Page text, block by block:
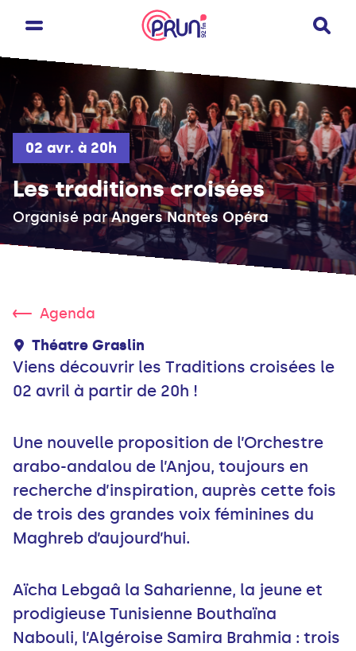
02 avr. à 20h
Les traditions croisées
Organisé parAngers Nantes Opéra
Agenda
Théatre Graslin
Viens découvrir les Traditions croisées le
02 avril à partir de 20h !
Une nouvelle proposition de l’Orchestre
arabo-andalou de l’Anjou, toujours en
recherche d’inspiration, auprès cette fois
de trois des grandes voix féminines du
Maghreb d’aujourd’hui.
Aïcha Lebgaâ la Saharienne, la jeune et
prodigieuse Tunisienne Bouthaïna
Nabouli, l’Algéroise Samira Brahmia : trois